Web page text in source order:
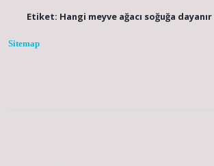
Etiket: Hangi meyve ağacı soğuğa dayanır
Sitemap